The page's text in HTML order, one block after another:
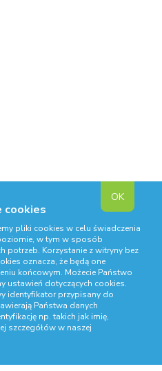
cookies
pliki cookies w celu świadczenia
w tym w sposób
Korzystanie z witryny bez
oznacza, że będą one
końcowym. Możecie Państwo
ustawień dotyczących cookies.
identyfikator przypisany do
Państwa danych
np. takich jak imię,
szczegółów w naszej
OK